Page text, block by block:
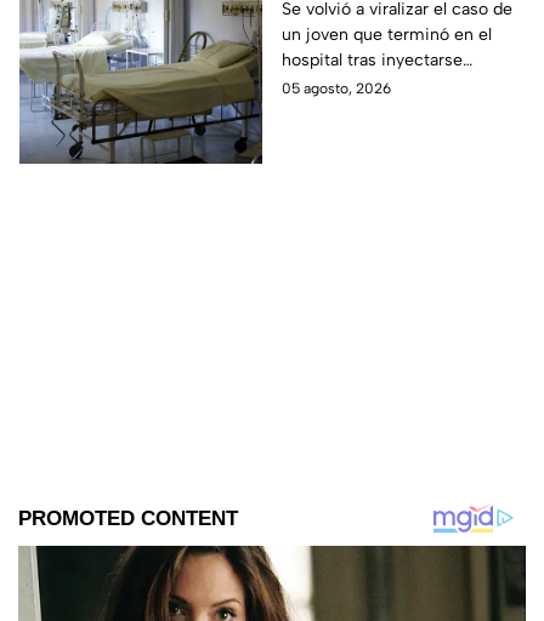
mercurio; quería ser
como Wolverine
Se volvió a viralizar el caso de
un joven que terminó en el
hospital tras inyectarse
mercurio, pues quería
05 agosto, 2026